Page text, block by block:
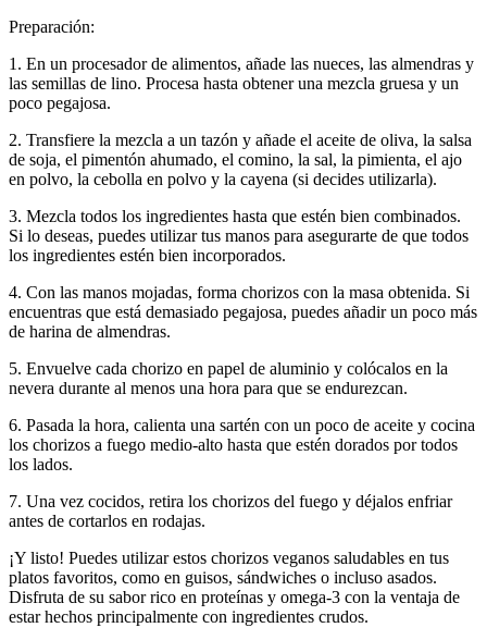
Preparación:
1. En un procesador de alimentos, añade las nueces, las almendras y
las semillas de lino. Procesa hasta obtener una mezcla gruesa y un
poco pegajosa.
2. Transfiere la mezcla a un tazón y añade el aceite de oliva, la salsa
de soja, el pimentón ahumado, el comino, la sal, la pimienta, el ajo
en polvo, la cebolla en polvo y la cayena (si decides utilizarla).
3. Mezcla todos los ingredientes hasta que estén bien combinados.
Si lo deseas, puedes utilizar tus manos para asegurarte de que todos
los ingredientes estén bien incorporados.
4. Con las manos mojadas, forma chorizos con la masa obtenida. Si
encuentras que está demasiado pegajosa, puedes añadir un poco más
de harina de almendras.
5. Envuelve cada chorizo en papel de aluminio y colócalos en la
nevera durante al menos una hora para que se endurezcan.
6. Pasada la hora, calienta una sartén con un poco de aceite y cocina
los chorizos a fuego medio-alto hasta que estén dorados por todos
los lados.
7. Una vez cocidos, retira los chorizos del fuego y déjalos enfriar
antes de cortarlos en rodajas.
¡Y listo! Puedes utilizar estos chorizos veganos saludables en tus
platos favoritos, como en guisos, sándwiches o incluso asados.
Disfruta de su sabor rico en proteínas y omega-3 con la ventaja de
estar hechos principalmente con ingredientes crudos.